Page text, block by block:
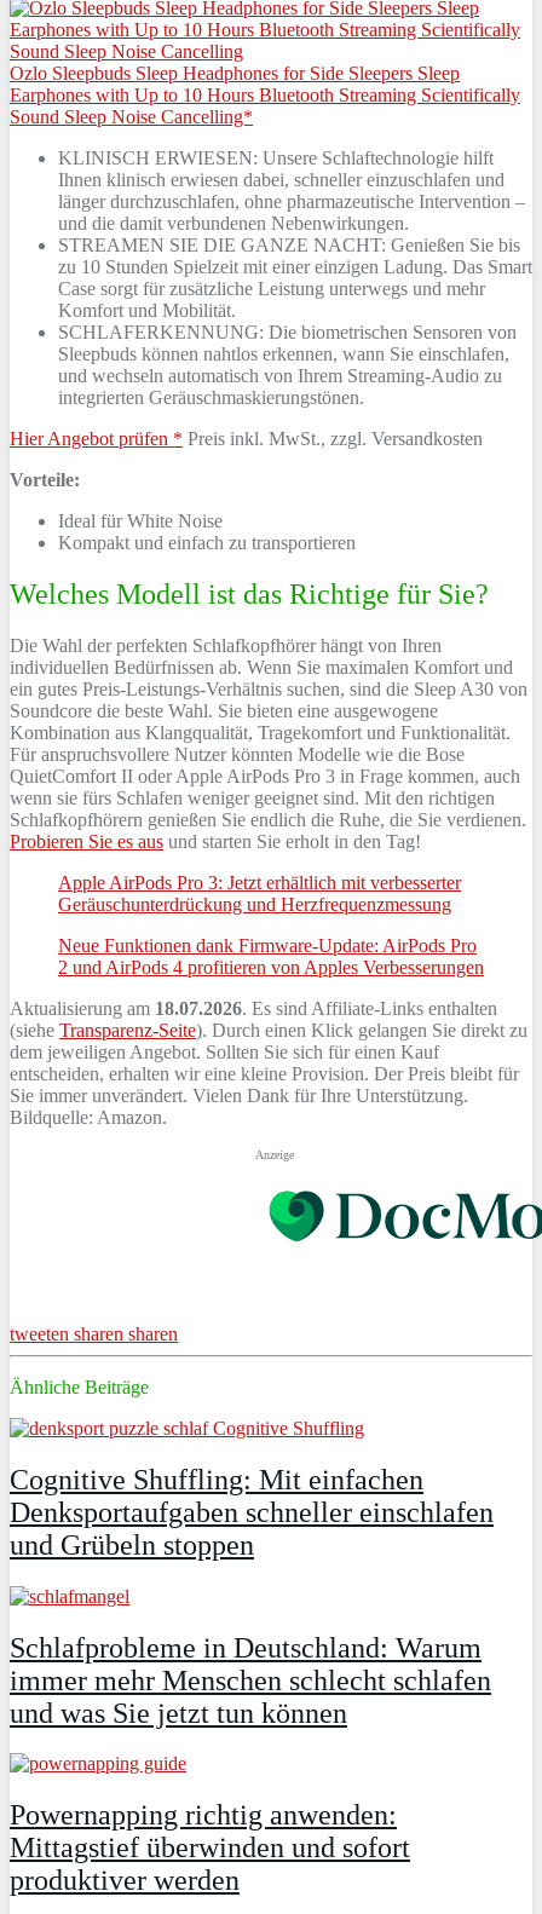
Ozlo Sleepbuds Sleep Headphones for Side Sleepers Sleep
Earphones with Up to 10 Hours Bluetooth Streaming Scientifically
Sound Sleep Noise Cancelling*
KLINISCH ERWIESEN: Unsere Schlaftechnologie hilft
Ihnen klinisch erwiesen dabei, schneller einzuschlafen und
länger durchzuschlafen, ohne pharmazeutische Intervention –
und die damit verbundenen Nebenwirkungen.
STREAMEN SIE DIE GANZE NACHT: Genießen Sie bis
zu 10 Stunden Spielzeit mit einer einzigen Ladung. Das Smart
Case sorgt für zusätzliche Leistung unterwegs und mehr
Komfort und Mobilität.
SCHLAFERKENNUNG: Die biometrischen Sensoren von
Sleepbuds können nahtlos erkennen, wann Sie einschlafen,
und wechseln automatisch von Ihrem Streaming-Audio zu
integrierten Geräuschmaskierungstönen.
Hier Angebot prüfen * Preis inkl. MwSt., zzgl. Versandkosten
Vorteile:
Ideal für White Noise
Kompakt und einfach zu transportieren
Welches Modell ist das Richtige für Sie?
Die Wahl der perfekten Schlafkopfhörer hängt von Ihren
individuellen Bedürfnissen ab. Wenn Sie maximalen Komfort und
ein gutes Preis-Leistungs-Verhältnis suchen, sind die Sleep A30 von
Soundcore die beste Wahl. Sie bieten eine ausgewogene
Kombination aus Klangqualität, Tragekomfort und Funktionalität.
Für anspruchsvollere Nutzer könnten Modelle wie die Bose
QuietComfort II oder Apple AirPods Pro 3 in Frage kommen, auch
wenn sie fürs Schlafen weniger geeignet sind. Mit den richtigen
Schlafkopfhörern genießen Sie endlich die Ruhe, die Sie verdienen.
Probieren Sie es aus und starten Sie erholt in den Tag!
Apple AirPods Pro 3: Jetzt erhältlich mit verbesserter
Geräuschunterdrückung und Herzfrequenzmessung
Neue Funktionen dank Firmware-Update: AirPods Pro
2 und AirPods 4 profitieren von Apples Verbesserungen
Aktualisierung am 18.07.2026. Es sind Affiliate-Links enthalten
(siehe Transparenz-Seite). Durch einen Klick gelangen Sie direkt zu
dem jeweiligen Angebot. Sollten Sie sich für einen Kauf
entscheiden, erhalten wir eine kleine Provision. Der Preis bleibt für
Sie immer unverändert. Vielen Dank für Ihre Unterstützung.
Bildquelle: Amazon.
Anzeige
tweeten sharen sharen
Ähnliche Beiträge
Cognitive Shuffling: Mit einfachen
Denksportaufgaben schneller einschlafen
und Grübeln stoppen
Schlafprobleme in Deutschland: Warum
immer mehr Menschen schlecht schlafen
und was Sie jetzt tun können
Powernapping richtig anwenden:
Mittagstief überwinden und sofort
produktiver werden